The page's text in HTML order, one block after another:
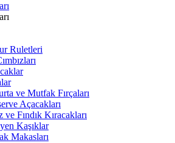
Ruletleri
ve Mutfak Fırçaları
Açacakları
ve Fındık Kıracakları
Kaşıklar
Makasları